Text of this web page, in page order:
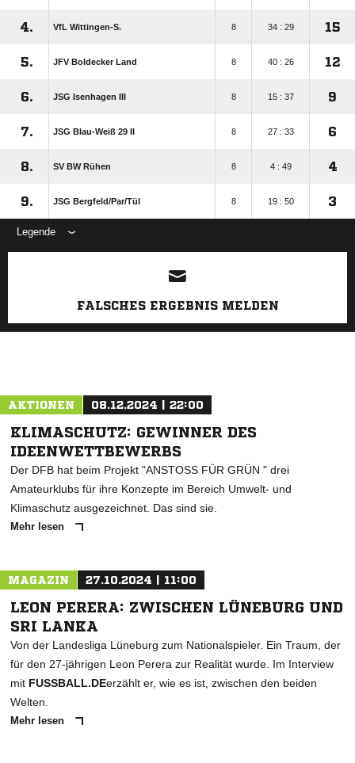
4. VfL Wittingen-S. 8 34 : 29 15
5. JFV Boldecker Land 8 40 : 26 12
6. JSG Isenhagen III 8 15 : 37 9
7. JSG Blau-Weiß 29 II 8 27 : 33 6
8. SV BW Rühen 8 4 : 49 4
9. JSG Bergfeld/​Par/​Tül 8 19 : 50 3
Legende
ANZEIGE
FALSCHES ERGEBNIS MELDEN
AKTIONEN 08.12.2024 | 22:00
KLIMASCHUTZ: GEWINNER DES
IDEENWETTBEWERBS
Der DFB hat beim Projekt "ANSTOSS FÜR GRÜN " drei
Amateurklubs für ihre Konzepte im Bereich Umwelt- und
Klimaschutz ausgezeichnet. Das sind sie.
Mehr lesen
MAGAZIN 27.10.2024 | 11:00
LEON PERERA: ZWISCHEN LÜNEBURG UND
SRI LANKA
Von der Landesliga Lüneburg zum Nationalspieler. Ein Traum, der
für den 27-jährigen Leon Perera zur Realität wurde. Im Interview
mit FUSSBALL.DEerzählt er, wie es ist, zwischen den beiden
Welten.
Mehr lesen